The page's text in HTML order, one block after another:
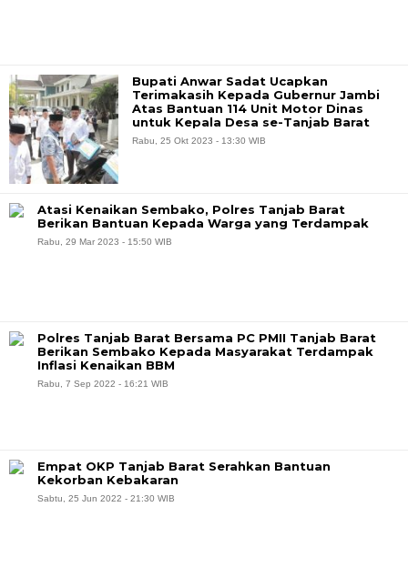
Bupati Anwar Sadat Ucapkan
Terimakasih Kepada Gubernur Jambi
Atas Bantuan 114 Unit Motor Dinas
untuk Kepala Desa se-Tanjab Barat
Rabu, 25 Okt 2023 - 13:30 WIB
Atasi Kenaikan Sembako, Polres Tanjab Barat
Berikan Bantuan Kepada Warga yang Terdampak
Rabu, 29 Mar 2023 - 15:50 WIB
Polres Tanjab Barat Bersama PC PMII Tanjab Barat
Berikan Sembako Kepada Masyarakat Terdampak
Inflasi Kenaikan BBM
Rabu, 7 Sep 2022 - 16:21 WIB
Empat OKP Tanjab Barat Serahkan Bantuan
Kekorban Kebakaran
Sabtu, 25 Jun 2022 - 21:30 WIB